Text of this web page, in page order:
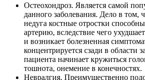
Остеохондроз. Является самой
данного заболевания. Дело в том,
недуга костные отростки
артерию, вследствие чего
и возникает болезненная
концентрируется сзади в области
пациента начинает кружиться
тошнота, онемение в конечностях.
Невралгия. Преимущественно